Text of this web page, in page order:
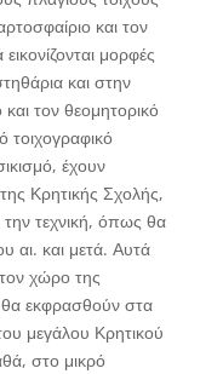
και τον
μορφές
και στην
τον θεομητορικό
τοιχογραφικό
έχουν
Κρητικής Σχολής,
τεχνική, όπως θα
αι. και μετά. Αυτά
χώρο της
θα εκφρασθούν στα
μεγάλου Κρητικού
στο μικρό